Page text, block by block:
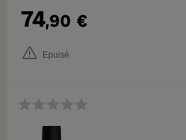
74,90 €
Epuisé